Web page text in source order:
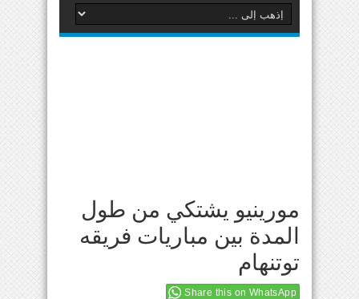
مورينيو يشتكي من طول
المدة بين مباريات فريقه
توتنهام
Share this on WhatsApp